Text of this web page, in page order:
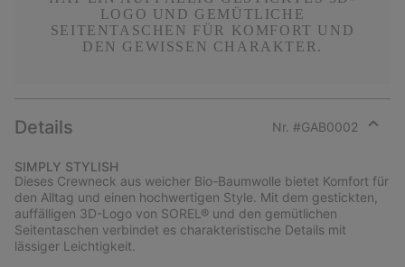
LOGO UND GEMÜTLICHE
SEITENTASCHEN FÜR KOMFORT UND
DEN GEWISSEN CHARAKTER.
Details Nr. #GAB0002
section
SIMPLY STYLISH
Dieses Crewneck aus weicher Bio-Baumwolle bietet Komfort für
den Alltag und einen hochwertigen Style. Mit dem gestickten,
auffälligen 3D-Logo von SOREL® und den gemütlichen
Seitentaschen verbindet es charakteristische Details mit
lässiger Leichtigkeit.